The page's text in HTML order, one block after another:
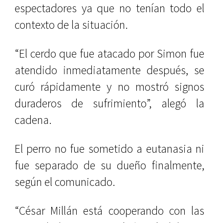
espectadores ya que no tenían todo el
contexto de la situación.
“El cerdo que fue atacado por Simon fue
atendido inmediatamente después, se
curó rápidamente y no mostró signos
duraderos de sufrimiento”, alegó la
cadena.
El perro no fue sometido a eutanasia ni
fue separado de su dueño finalmente,
según el comunicado.
“César Millán está cooperando con las